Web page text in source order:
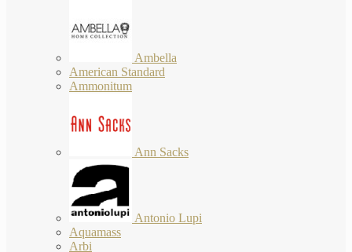
Ambella
American Standard
Ammonitum
Ann Sacks
Antonio Lupi
Aquamass
Arbi